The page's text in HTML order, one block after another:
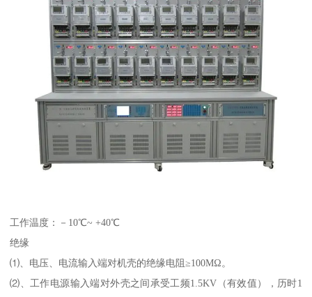
工作温度：－10℃~ +40℃
绝缘
⑴、电压、电流输入端对机壳的绝缘电阻≥100MΩ。
⑵、工作电源输入端对外壳之间承受工频1.5KV（有效值），历时1